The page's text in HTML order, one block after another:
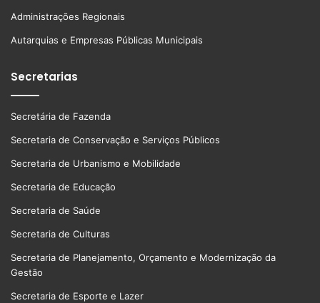
Administrações Regionais
Autarquias e Empresas Públicas Municipais
Secretarias
Secretária de Fazenda
Secretaria de Conservação e Serviços Públicos
Secretaria de Urbanismo e Mobilidade
Secretaria de Educação
Secretaria de Saúde
Secretaria de Culturas
Secretaria de Planejamento, Orçamento e Modernização da
Gestão
Secretaria de Esporte e Lazer